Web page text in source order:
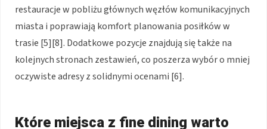
restauracje w pobliżu głównych węzłów komunikacyjnych
miasta i poprawiają komfort planowania posiłków w
trasie [5][8]. Dodatkowe pozycje znajdują się także na
kolejnych stronach zestawień, co poszerza wybór o mniej
oczywiste adresy z solidnymi ocenami [6].
Które miejsca z fine dining warto